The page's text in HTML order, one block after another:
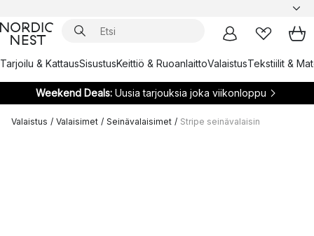
Tarjoilu & KattausSisustusKeittiö & RuoanlaittoValaistusTekstiilit &
Weekend Deals:Uusia tarjouksia joka viikonloppu
Valaistus / Valaisimet / Seinävalaisimet / Stripe seinävalaisin